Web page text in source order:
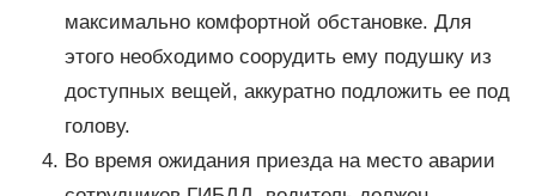
максимально комфортной обстановке. Для
этого необходимо соорудить ему подушку из
доступных вещей, аккуратно подложить ее под
голову.
Во время ожидания приезда на место аварии